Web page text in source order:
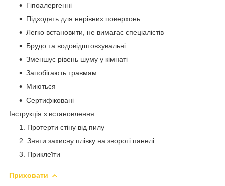
Гіпоалергенні
Підходять для нерівних поверхонь
Легко встановити, не вимагає спеціалістів
Брудо та водовідштовхувальні
Зменшує рівень шуму у кімнаті
Запобігають травмам
Миються
Сертифіковані
​Інструкція з встановлення:
Протерти стіну від пилу
Зняти захисну плівку на звороті панелі
Приклеїти
Приховати